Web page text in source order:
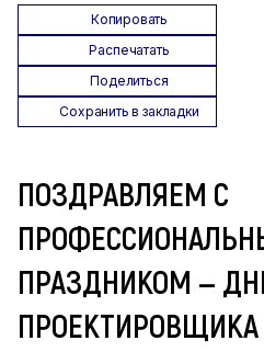
Копировать
Распечатать
Поделиться
Сохранить в закладки
ПОЗДРАВЛЯЕМ С
ПРАЗДНИКОМ —
ПРОЕКТИРОВЩИКА